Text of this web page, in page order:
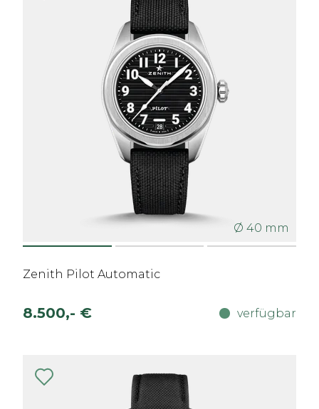
Ø 40 mm
Zenith Pilot Automatic
8.500,- € verfügbar